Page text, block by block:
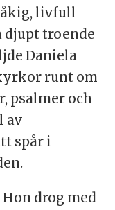
livfull
djupt troende
Daniela
runt om
psalmer och
av
spår i
drog med